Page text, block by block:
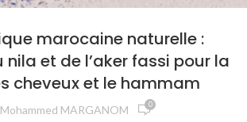
marocaine naturelle :
et de l’aker fassi pour la
cheveux et le hammam
Mohammed MARGANOM 0